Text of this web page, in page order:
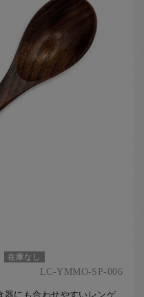
在庫なし
LC-YMMO-SP-006
器にも合わせやすいレンゲ